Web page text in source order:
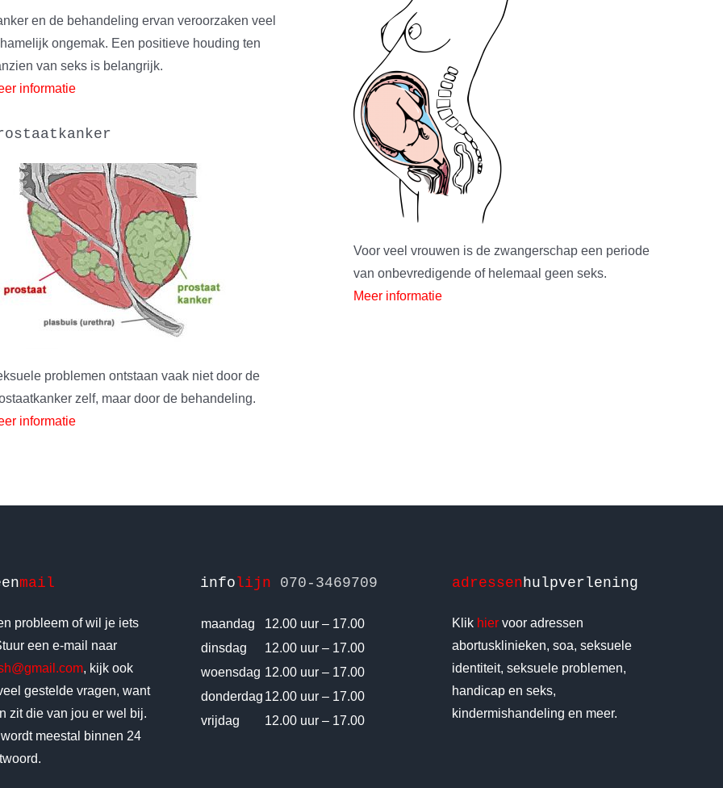
en de behandeling ervan veroorzaken veel
ongemak. Een positieve houding ten
van seks is belangrijk.
informatie
problemen ontstaan vaak niet door de
zelf, maar door de behandeling.
informatie
Voor veel vrouwen is de zwangerschap een periode
van onbevredigende of helemaal geen seks.
Meer informatie
mail
probleem of wil je iets
een e-mail naar
, kijk ook
gestelde vragen, want
zit die van jou er wel bij.
meestal binnen 24
infolijn 070-3469709
maandag
12.00 uur – 17.00
dinsdag
12.00 uur – 17.00
woensdag 12.00 uur – 17.00
donderdag 12.00 uur – 17.00
vrijdag
12.00 uur – 17.00
adressen hulpverlening
Klik hiervoor adressen
abortusklinieken, soa, seksuele
identiteit, seksuele problemen,
handicap en seks,
kindermishandeling en meer.